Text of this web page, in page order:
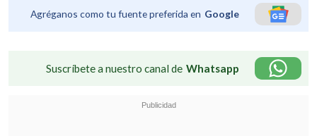
Agréganos como tu fuente preferida en Google
Suscríbete a nuestro canal de Whatsapp